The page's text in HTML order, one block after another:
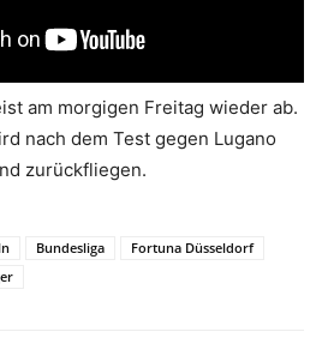
am morgigen Freitag wieder ab.
nach dem Test gegen Lugano
zurückfliegen.
Bundesliga
Fortuna Düsseldorf